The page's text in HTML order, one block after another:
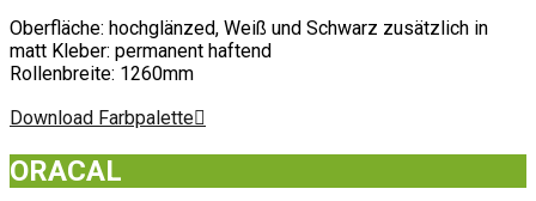
Oberfläche: hochglänzed, Weiß und Schwarz zusätzlich in
matt Kleber: permanent haftend
Rollenbreite: 1260mm
Download Farbpalette
ORACAL